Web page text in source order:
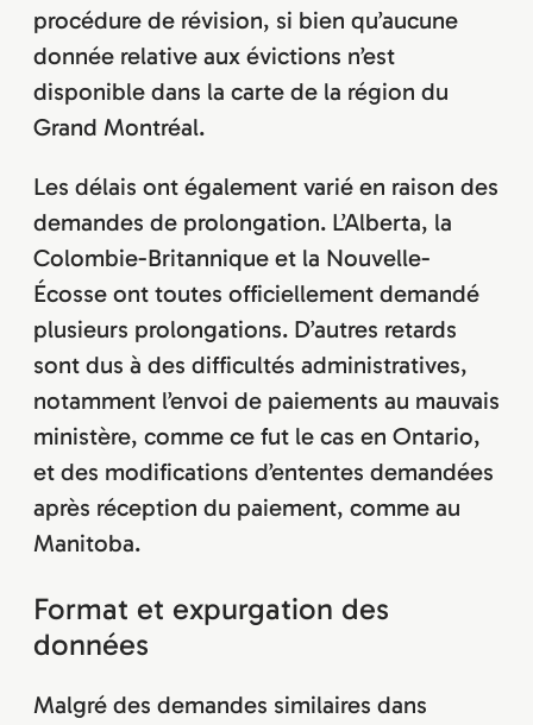
procédure de révision, si bien qu’aucune
donnée relative aux évictions n’est
disponible dans la carte de la région du
Grand Montréal.
Les délais ont également varié en raison des
demandes de prolongation. L’Alberta, la
Colombie-Britannique et la Nouvelle-
Écosse ont toutes officiellement demandé
plusieurs prolongations. D’autres retards
sont dus à des difficultés administratives,
notamment l’envoi de paiements au mauvais
ministère, comme ce fut le cas en Ontario,
et des modifications d’ententes demandées
après réception du paiement, comme au
Manitoba.
Format et expurgation des
données
Malgré des demandes similaires dans